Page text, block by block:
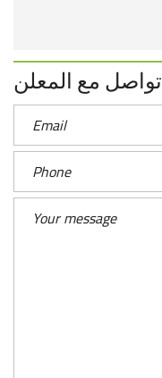
تواصل مع المعلن